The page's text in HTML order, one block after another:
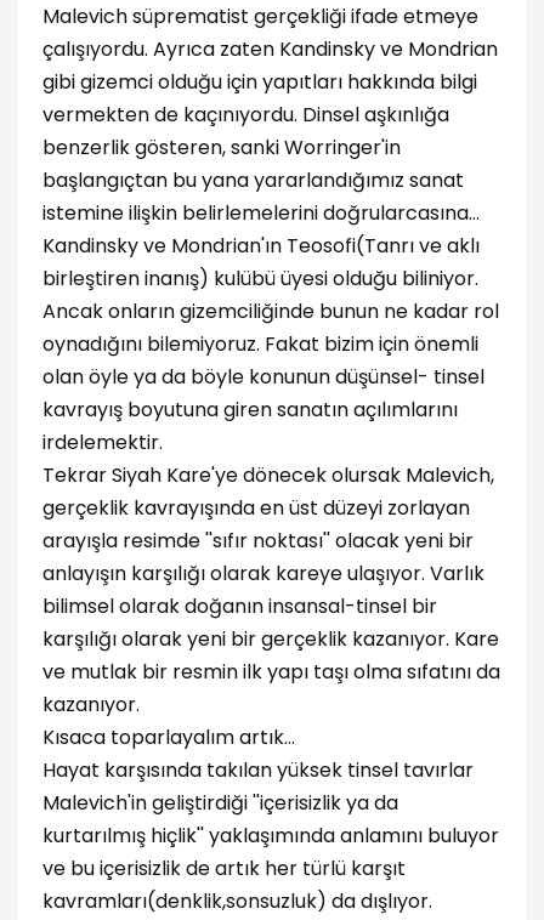
Malevich süprematist gerçekliği ifade etmeye
çalışıyordu. Ayrıca zaten Kandinsky ve Mondrian
gibi gizemci olduğu için yapıtları hakkında bilgi
vermekten de kaçınıyordu. Dinsel aşkınlığa
benzerlik gösteren, sanki Worringer'in
başlangıçtan bu yana yararlandığımız sanat
istemine ilişkin belirlemelerini doğrularcasına…
Kandinsky ve Mondrian'ın Teosofi(Tanrı ve aklı
birleştiren inanış) kulübü üyesi olduğu biliniyor.
Ancak onların gizemciliğinde bunun ne kadar rol
oynadığını bilemiyoruz. Fakat bizim için önemli
olan öyle ya da böyle konunun düşünsel- tinsel
kavrayış boyutuna giren sanatın açılımlarını
irdelemektir.
Tekrar Siyah Kare'ye dönecek olursak Malevich,
gerçeklik kavrayışında en üst düzeyi zorlayan
arayışla resimde ''sıfır noktası'' olacak yeni bir
anlayışın karşılığı olarak kareye ulaşıyor. Varlık
bilimsel olarak doğanın insansal-tinsel bir
karşılığı olarak yeni bir gerçeklik kazanıyor. Kare
ve mutlak bir resmin ilk yapı taşı olma sıfatını da
kazanıyor.
Kısaca toparlayalım artık…
Hayat karşısında takılan yüksek tinsel tavırlar
Malevich'in geliştirdiği ''içerisizlik ya da
kurtarılmış hiçlik'' yaklaşımında anlamını buluyor
ve bu içerisizlik de artık her türlü karşıt
kavramları(denklik,sonsuzluk) da dışlıyor.